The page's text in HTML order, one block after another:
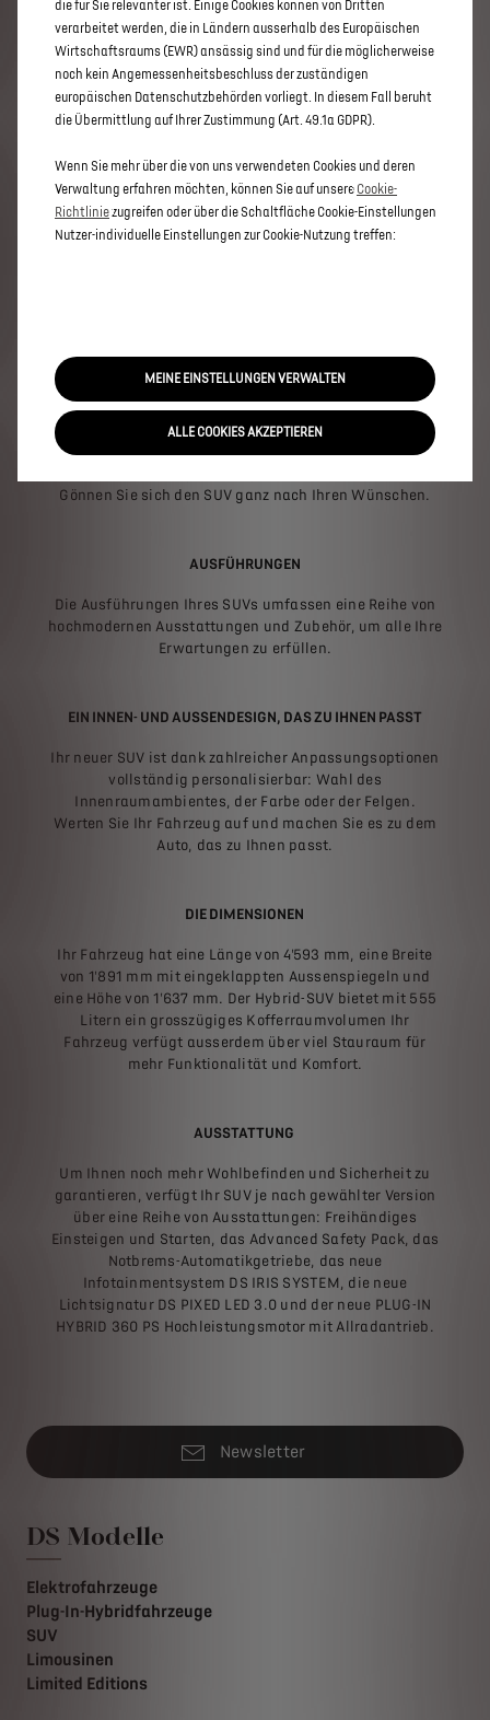
Verkaufsstelle nach weiteren Informationen.
Provisorischer Zielwert nach dem neuen
WLTP-
93.6 g CO2/km.
Durchschnitt aller erstmals immatrikulierten
KONFIGURATOR FÜR DEN
Sie möchten den neuen SUV von
DS Automobiles erwerben?
Passen Sie Ihren SUV ganz nach Ihren Vorstellungen
und Bedürfnissen an: Lackierungen, Motoren,
Gönnen Sie sich den SUV ganz nach Ihren Wünschen.
AUSFÜHRUNGEN
Die Ausführungen Ihres SUVs umfassen eine Reihe von
hochmodernen Ausstattungen und Zubehör, um alle Ihre
Erwartungen zu erfüllen.
EIN INNEN- UND AUSSENDESIGN, DAS ZU IHNEN PASST
Ihr neuer SUV ist dank zahlreicher Anpassungsoptionen
vollständig personalisierbar: Wahl des
Innenraumambientes, der Farbe oder der Felgen.
Werten Sie Ihr Fahrzeug auf und machen Sie es zu dem
Auto, das zu Ihnen passt.
DIE DIMENSIONEN
Ihr Fahrzeug hat eine Länge von 4'593 mm, eine Breite
von 1'891 mm mit eingeklappten Aussenspiegeln und
eine Höhe von 1'637 mm. Der Hybrid-SUV bietet mit 555
Litern ein grosszügiges Kofferraumvolumen Ihr
Fahrzeug verfügt ausserdem über viel Stauraum für
mehr Funktionalität und Komfort.
AUSSTATTUNG
Um Ihnen noch mehr Wohlbefinden und Sicherheit zu
garantieren, verfügt Ihr SUV je nach gewählter Version
über eine Reihe von Ausstattungen: Freihändiges
Einsteigen und Starten, das Advanced Safety Pack, das
Notbrems-Automatikgetriebe, das neue
Infotainmentsystem DS IRIS SYSTEM, die neue
Lichtsignatur DS PIXED LED 3.0 und der neue PLUG-IN
HYBRID 360 PS Hochleistungsmotor mit Allradantrieb.
Newsletter
DS Modelle
Elektrofahrzeuge
Plug-In-Hybridfahrzeuge
SUV
Limousinen
Limited Editions
die für Sie relevanter ist. Einige Cookies können von Dritten
verarbeitet werden, die in Ländern ausserhalb des Europäischen
Wirtschaftsraums (EWR) ansässig sind und für die möglicherweise
noch kein Angemessenheitsbeschluss der zuständigen
europäischen Datenschutzbehörden vorliegt. In diesem Fall beruht
die Übermittlung auf Ihrer Zustimmung (Art. 49.1a GDPR).
Wenn Sie mehr über die von uns verwendeten Cookies und deren
Verwaltung erfahren möchten, können Sie auf unsere Cookie-
Richtliniezugreifen oder über die Schaltfläche Cookie-Einstellungen
Nutzer-individuelle Einstellungen zur Cookie-Nutzung treffen:
MEINE EINSTELLUNGEN VERWALTEN
ALLE COOKIES AKZEPTIEREN